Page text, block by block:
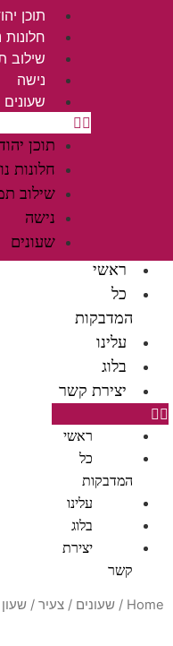
תוכן
חלונות
שילוב
נישה
שעונים
תוכן
חלונות
שילוב
נישה
שעונים
ראשי
כל
המדבקות
עלינו
בלוג
יצירת קשר
ראשי
כל
המדבקות
עלינו
בלוג
יצירת
קשר
Home
/ שעונים / צעיר /